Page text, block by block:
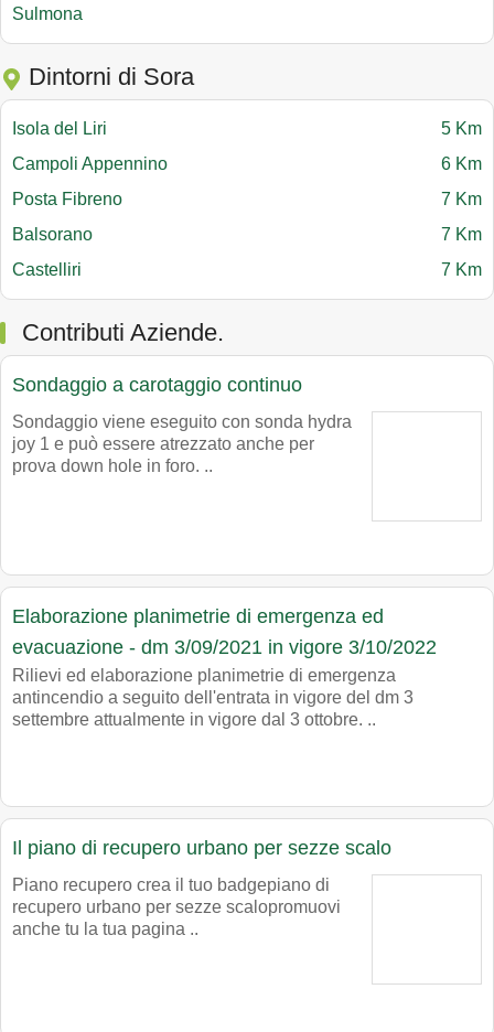
Sulmona
Dintorni di Sora
Isola del Liri
5 Km
Campoli Appennino
6 Km
Posta Fibreno
7 Km
Balsorano
7 Km
Castelliri
7 Km
Contributi Aziende.
Sondaggio a carotaggio continuo
Sondaggio viene eseguito con sonda hydra
joy 1 e può essere atrezzato anche per
prova down hole in foro. ..
Elaborazione planimetrie di emergenza ed
evacuazione - dm 3/09/2021 in vigore 3/10/2022
Rilievi ed elaborazione planimetrie di emergenza
antincendio a seguito dell'entrata in vigore del dm 3
settembre attualmente in vigore dal 3 ottobre. ..
Il piano di recupero urbano per sezze scalo
Piano recupero crea il tuo badgepiano di
recupero urbano per sezze scalopromuovi
anche tu la tua pagina ..